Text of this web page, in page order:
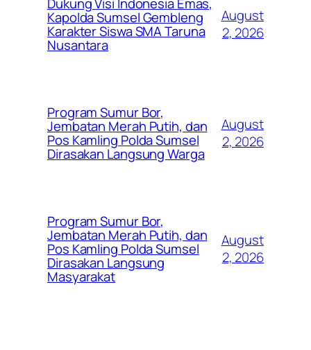
Kapolda Sumsel Gembleng
Karakter Siswa SMA Taruna
Nusantara
August
2, 2026
Program Sumur Bor,
Jembatan Merah Putih, dan
Pos Kamling Polda Sumsel
Dirasakan Langsung Warga
August
2, 2026
Program Sumur Bor,
Jembatan Merah Putih, dan
Pos Kamling Polda Sumsel
Dirasakan Langsung
Masyarakat
August
2, 2026